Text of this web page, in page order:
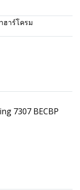
ฮาร์โครม
7307 BECBP